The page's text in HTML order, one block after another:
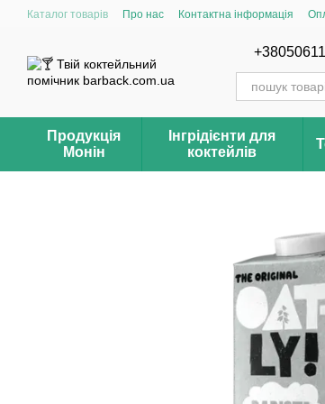
Перейти до основного контенту
Каталог товарів Про нас Контактна інформація
Продукція
Монін
Інгрідієнти для
коктейлів